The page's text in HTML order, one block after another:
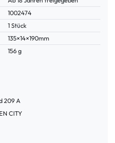
1002474
1 Stück
135×14×190mm
156 g
209 A
CITY